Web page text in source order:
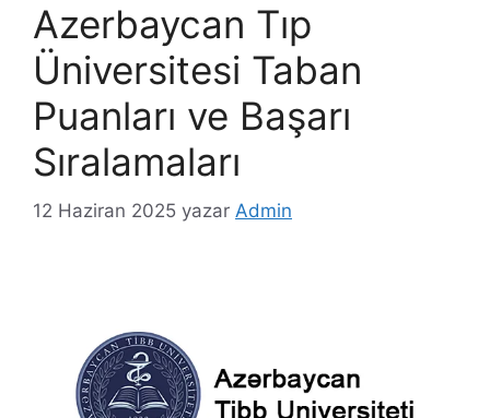
Azerbaycan Tıp
Üniversitesi Taban
Puanları ve Başarı
Sıralamaları
12 Haziran 2025 yazar Admin